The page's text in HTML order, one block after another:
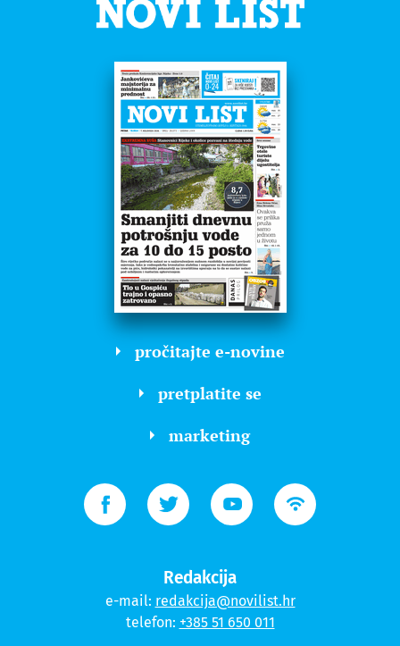
pročitajte e-novine
pretplatite se
marketing
Redakcija
e-mail: redakcija@novilist.hr
telefon: +385 51 650 011